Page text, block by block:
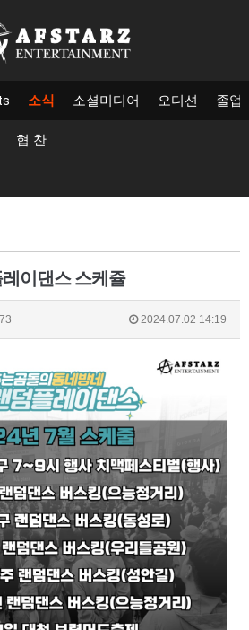
소식 소셜미디어 오디션 졸업
협 찬
이댄스 스케쥴
2024.07.02 14:19